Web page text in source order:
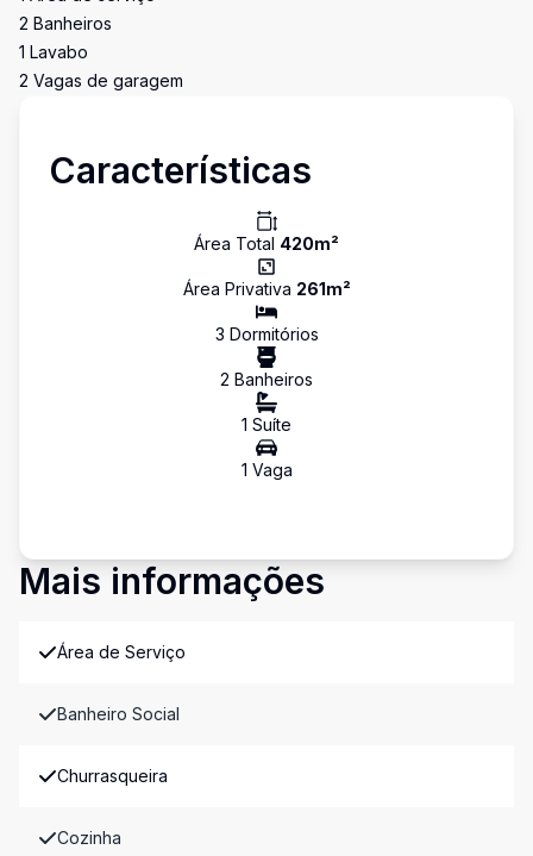
2 Banheiros
1 Lavabo
2 Vagas de garagem
Características
Área Total 420m²
Área Privativa 261m²
3 Dormitórios
2 Banheiros
1 Suíte
1 Vaga
Mais informações
Área de Serviço
Banheiro Social
Churrasqueira
Cozinha